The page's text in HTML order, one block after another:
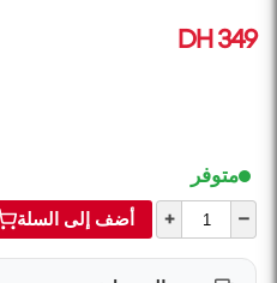
349 DH
متوفر
–
+ أضف إلى السلة